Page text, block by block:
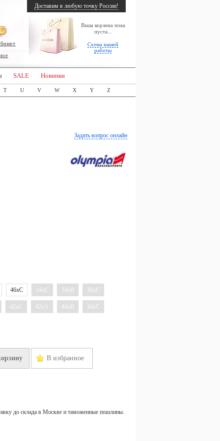
Ваша корзина пока
пуста...
Схема нашей
работы
Доставим в любую точку России!
SALE Новинки
T U V W X Y Z
Задать вопрос онлайн
46xC 34xC 34xB 36xC
42xC 42xA 44xB 44xC
В избранное
до склада в Москве и таможенные пошлины.